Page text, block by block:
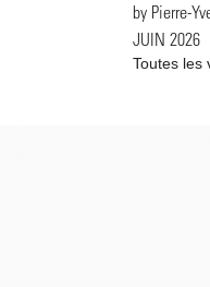
by Pierre-
JUIN 2026
Toutes les